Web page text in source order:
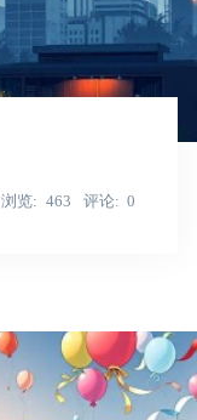
浏览 463 评论 0